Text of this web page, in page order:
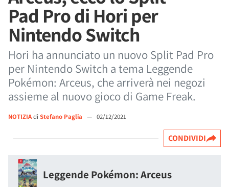
Pad Pro di Hori per
Nintendo Switch
Hori ha annunciato un nuovo Split Pad Pro
per Nintendo Switch a tema Leggende
Pokémon: Arceus, che arriverà nei negozi
assieme al nuovo gioco di Game Freak.
NOTIZIAdi Stefano Paglia — 02/12/2021
CONDIVIDI
Leggende Pokémon: Arceus